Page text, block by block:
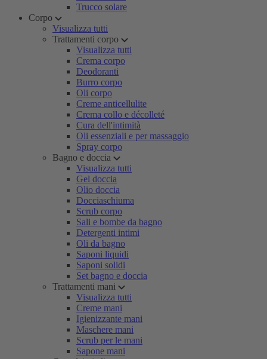
Trucco solare
Corpo
Visualizza tutti
Trattamenti corpo
Visualizza tutti
Crema corpo
Deodoranti
Burro corpo
Oli corpo
Creme anticellulite
Crema collo e décolleté
Cura dell'intimità
Oli essenziali e per massaggio
Spray corpo
Bagno e doccia
Visualizza tutti
Gel doccia
Olio doccia
Docciaschiuma
Scrub corpo
Sali e bombe da bagno
Detergenti intimi
Oli da bagno
Saponi liquidi
Saponi solidi
Set bagno e doccia
Trattamenti mani
Visualizza tutti
Creme mani
Igienizzante mani
Maschere mani
Scrub per le mani
Sapone mani